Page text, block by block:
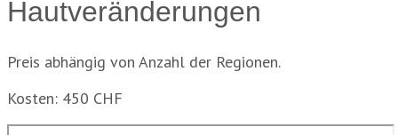
Hautveränderungen
Preis abhängig von Anzahl der Regionen.
Kosten: 450 CHF